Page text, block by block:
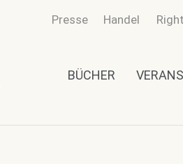
Presse Handel
BÜCHER